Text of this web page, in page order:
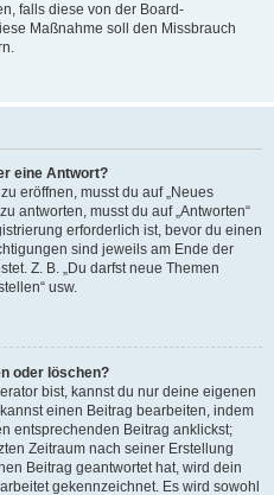
falls diese von der Board-
Maßnahme soll den Missbrauch
eine Antwort?
eröffnen, musst du auf „Neues
antworten, musst du auf „Antworten“
erforderlich ist, bevor du einen
sind jeweils am Ende der
Z. B. „Du darfst neue Themen
usw.
oder löschen?
bist, kannst du nur deine eigenen
einen Beitrag bearbeiten, indem
entsprechenden Beitrag anklickst;
Zeitraum nach seiner Erstellung
Beitrag geantwortet hat, wird dein
gekennzeichnet. Es wird sowohl